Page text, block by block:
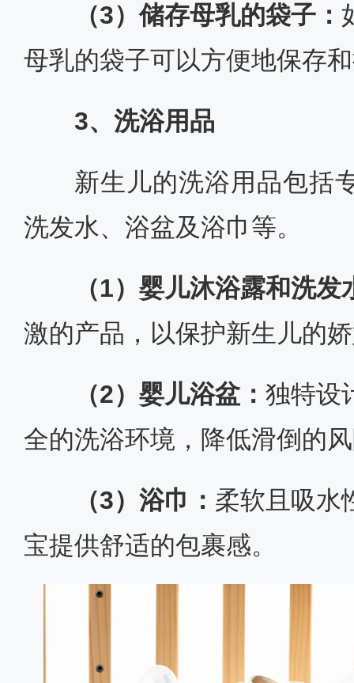
（3）储存母乳的袋子：
母乳的袋子可以方便地保存
3、洗浴用品
新生儿的洗浴用品包括
洗发水、浴盆及浴巾等。
（1）婴儿沐浴露和洗发
激的产品，以保护新生儿的
（2）婴儿浴盆： 独特设
全的洗浴环境，降低滑倒的
（3）浴巾： 柔软且吸水
宝提供舒适的包裹感。